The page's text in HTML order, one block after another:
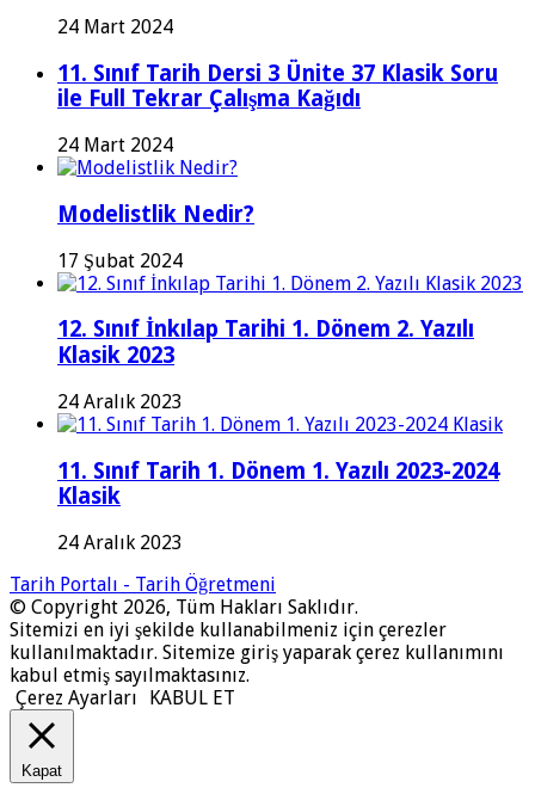
24 Mart 2024
11. Sınıf Tarih Dersi 3 Ünite 37 Klasik Soru
ile Full Tekrar Çalışma Kağıdı
24 Mart 2024
Modelistlik Nedir?
17 Şubat 2024
12. Sınıf İnkılap Tarihi 1. Dönem 2. Yazılı
Klasik 2023
24 Aralık 2023
11. Sınıf Tarih 1. Dönem 1. Yazılı 2023-2024
Klasik
24 Aralık 2023
Tarih Portalı - Tarih Öğretmeni
© Copyright 2026, Tüm Hakları Saklıdır.
Sitemizi en iyi şekilde kullanabilmeniz için çerezler
kullanılmaktadır. Sitemize giriş yaparak çerez kullanımını
kabul etmiş sayılmaktasınız.
Çerez Ayarları
KABUL ET
Kapat